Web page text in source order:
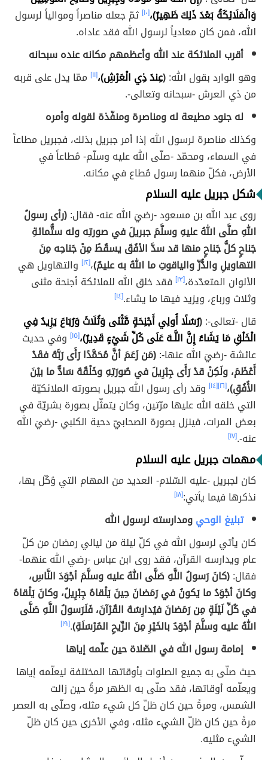
وَالْمَلَائِكَةُ بَعْدَ ذَلِكَ ظَهِيرٌ)،[١٠]
ثمّ جعله مناصراً وموالياً لرسول
الله، فمن كان معادياً لرسول الله فقد عاداه.
أقرب الملائكة عند الله وأعظمهم مكانه عنده سبحانه
وهو الوارد بقول الله:(عِندَ ذِي الْعَرْشِ)،[١١]
ممّا يدل على قربه
من ذي العرش -سبحانه وتعالى-.
له جنود مطيعة له ومناصرة ومنفّذة لقوله وأمره
وكذلك مناصرة لرسول الله إذا أمر جبريل بذلك، فجبريل مطاعاً
في السماء، ومحمّد -صلّى الله عليه وسلّم- مُطاعاً في
الأرض، فكلّ منهما رسول مُطاع في مكانه.
شكل جبريل عليه السلام
روى عبد الله بن مسعود -رضيَ الله عنه- فقال:(رأى رسولُ
اللهِ صلَّى اللهُ عليهِ وسلَّمَ جبريلَ في صورتِه وله ستُّمائةِ
جَناحٍ كلُّ جَناحٍ منها قد سدَّ الأفُقَ يسقُطُ مِنْ جَناحِه مِنَ
التهاويلِ والدُّرِّ والياقوتِ ما اللهُ به عليمٌ)،[١٢]
والتهاويل هي
الألوان المتعدّدة،[١٣]
فقد خلق الله للملائكة أجنحة مثنى
وثلاث ورباع، ويزيد فيها ما يشاء.[١٤]
قال -تعالى-:(رُسُلًا أُولِي أَجْنِحَةٍ مَّثْنَى وَثُلَاثَ وَرُبَاعَ يَزِيدُ فِي
الْخَلْقِ مَا يَشَاءُ إِنَّ اللَّـهَ عَلَى كُلِّ شَيْءٍ قَدِيرٌ)،[١٥]
وفي حديث
عائشة -رضيَ الله عنها-:(مَن زَعَمَ أنَّ مُحَمَّدًا رَأَى رَبَّهُ فقَدْ
أَعْظَمَ، ولَكِنْ قدْ رَأَى جِبْرِيلَ في صُورَتِهِ وخَلْقُهُ سَادٌّ ما بيْنَ
الأُفُقِ)،[١٦] [١٤]
وقد رأى رسول الله جبريل بصورته الملائكيّة
التي خلقه الله عليها مرّتين، وكان يتمثّل بصورة بشريّة في
بعض المرات، فينزل بصورة الصحابيّ دحية الكلبي -رضيَ الله
عنه-.[١٧]
مهمات جبريل عليه السلام
كان لجبريل -عليه السّلام- العديد من المهام التي وُكّل بها،
نذكرها فيما يأتي:[١٨]
تبليغ الوحيومدارسته لرسول الله
كان يأتي لرسول الله في كلّ ليلة من ليالي رمضان من كلّ
عام ويدارسه القرآن، فقد روى ابن عباس -رضي الله عنهما-
فقال:(كانَ رَسولُ اللَّهِ صَلَّى اللهُ عليه وسلَّمَ أجْوَدَ النَّاسِ،
وكانَ أجْوَدُ ما يَكونُ في رَمَضانَ حِينَ يَلْقاهُ جِبْرِيلُ، وكانَ يَلْقاهُ
في كُلِّ لَيْلَةٍ مِن رَمَضانَ فيُدارِسُهُ القُرْآنَ، فَلَرَسولُ اللَّهِ صَلَّى
اللهُ عليه وسلَّمَ أجْوَدُ بالخَيْرِ مِنَ الرِّيحِ المُرْسَلَةِ).[١٩]
إمامة رسول الله في الصّلاة حين علّمه إياها
حيث صلّى به جميع الصلوات بأوقاتها المختلفة ليعلّمه إياها
ويعلّمه أوقاتها، فقد صلّى به الظهر مرةً حين زالت
الشمس، ومرةً حين كان ظلّ كل شيء مثله، وصلّى به العصر
مرةً حين كان ظلّ الشيء مثله، وفي الأخرى حين كان ظلّ
الشيء مثليه.